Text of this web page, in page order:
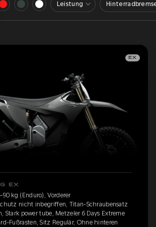
Leistung
EX
EX
90 kg (Enduro), Vorderer
nicht inbegriffen, Titan-Schraubensatz
Stark power tube, Metzeler 6 Days Extreme
Fußrasten, Sitz Regulär, Ohne hinteren